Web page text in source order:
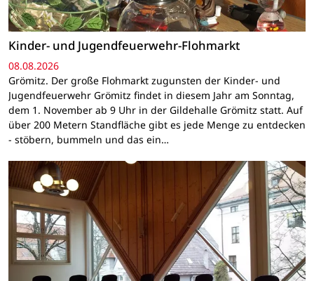
Kinder- und Jugendfeuerwehr-Flohmarkt
08.08.2026
Grömitz. Der große Flohmarkt zugunsten der Kinder- und
Jugendfeuerwehr Grömitz findet in diesem Jahr am Sonntag,
dem 1. November ab 9 Uhr in der Gildehalle Grömitz statt. Auf
über 200 Metern Standfläche gibt es jede Menge zu entdecken
- stöbern, bummeln und das ein…